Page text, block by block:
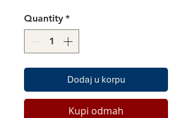
Quantity *
Dodaj u korpu
Kupi odmah